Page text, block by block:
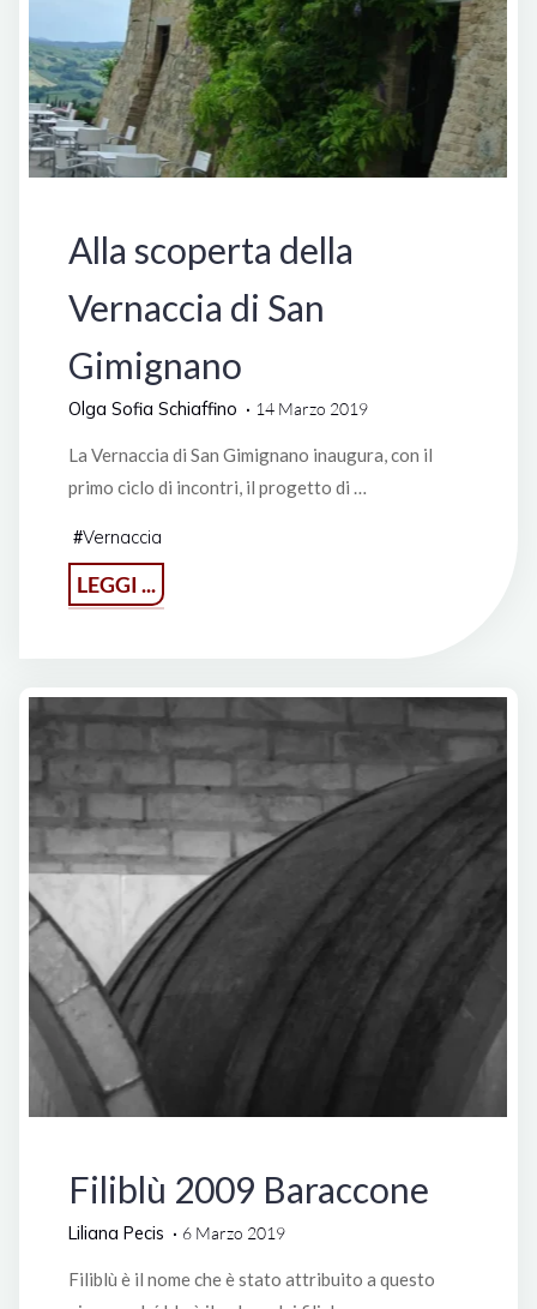
Alla scoperta della
Vernaccia di San
Gimignano
Olga Sofia Schiaffino 14 Marzo 2019
La Vernaccia di San Gimignano inaugura, con il
primo ciclo di incontri, il progetto di …
#Vernaccia
LEGGI ...
scoperta
di
San
Gimignano"
Filiblù 2009 Baraccone
Liliana Pecis 6 Marzo 2019
Filiblù è il nome che è stato attribuito a questo